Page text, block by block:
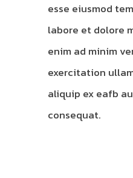
esse eiusmod
labore et dolore
enim ad minim
exercitation
aliquip ex eafb
consequat.